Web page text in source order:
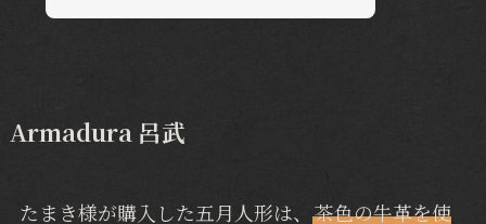
Armadura 呂武
たまき様が購入した五月人形は、 茶色の牛革を使